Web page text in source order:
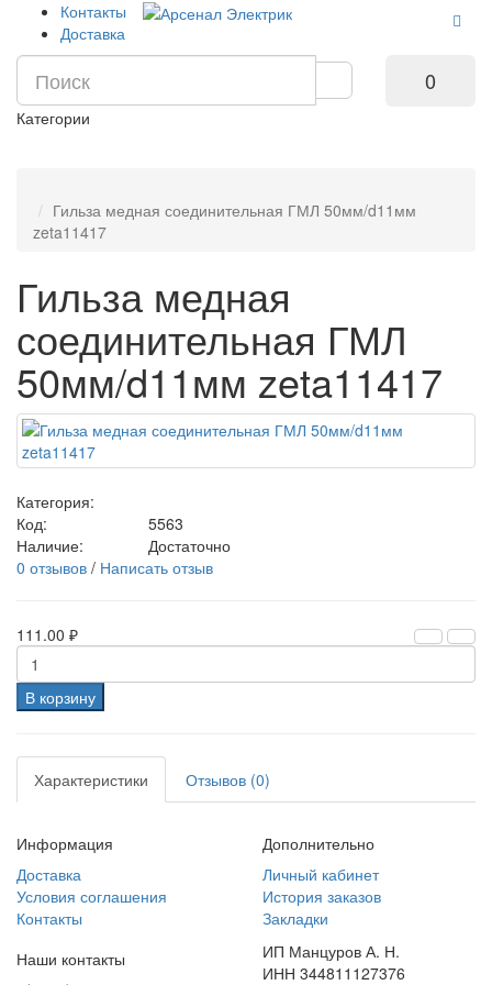
Контакты
Доставка
0
Категории
Гильза медная соединительная ГМЛ 50мм/d11мм
zeta11417
Гильза медная
соединительная ГМЛ
50мм/d11мм zeta11417
Категория:
Код:
5563
Наличие:
Достаточно
0 отзывов / Написать отзыв
111.00 ₽
В корзину
Характеристики Отзывов (0)
Информация
Доставка
Условия соглашения
Контакты
Дополнительно
Личный кабинет
История заказов
Закладки
Наши контакты
ИП Манцуров А. Н.
ИНН 344811127376